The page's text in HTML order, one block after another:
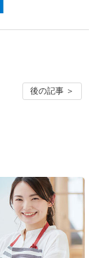
後の記事 ＞